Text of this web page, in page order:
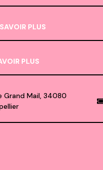
PLUS
PLUS
Grand Mail, 34080